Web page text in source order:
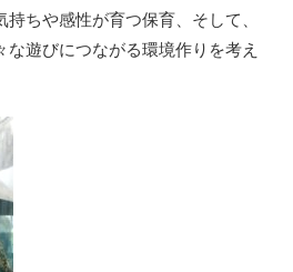
ちや感性が育つ保育、そして、
遊びにつながる環境作りを考え